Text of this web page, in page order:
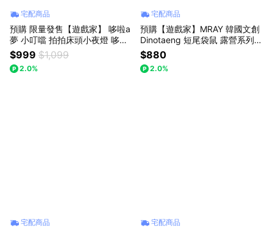
宅配商品
預購 限量發售【遊戲家】 哆啦a
夢 小叮噹 拍拍床頭小夜燈 哆啦a
夢小夜燈 3D公仔床頭燈
$999 $1,099
2.0%
宅配商品
預購【遊戲家】MRAY 韓國文創
Dinotaeng 短尾袋鼠 露營系列
盲盒 - 1 入
$880
2.0%
宅配商品 宅配商品